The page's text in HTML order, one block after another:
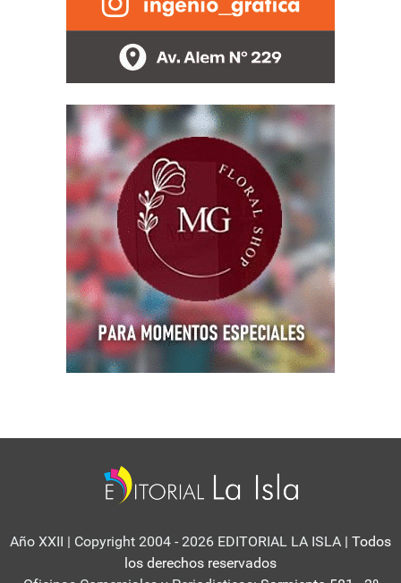
Año XXII | Copyright 2004 - 2026 EDITORIAL LA ISLA | Todos
los derechos reservados